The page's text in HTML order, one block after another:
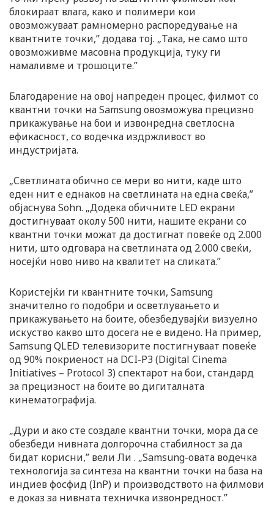
блокираат влага, како и полимери кои
овозможуваат рамномерно распоредување на
квантните точки,” додава тој. „Така, не само што
овозможивме масовна продукција, туку ги
намаливме и трошоците.”
Благодарение на овој напреден процес, филмот со
квантни точки на Samsung овозможува прецизно
прикажување на бои и извонредна светлосна
ефикасност, со водечка издржливост во
индустријата.
„Светлината обично се мери во нити, каде што
еден нит е еднаков на светлината на една свеќа,”
објаснува Sohn. „Додека обичните LED екрани
достигнуваат околу 500 нити, нашите екрани со
квантни точки можат да достигнат повеќе од 2.000
нити, што одговара на светлината од 2.000 свеќи,
носејќи ново ниво на квалитет на сликата.”
Користејќи ги квантните точки, Samsung
значително го подобри и осветлувањето и
прикажувањето на боите, обезбедувајќи визуелно
искуство какво што досега не е видено. На пример,
Samsung QLED телевизорите постигнуваат повеќе
од 90% покриеност на DCI-P3 (Digital Cinema
Initiatives – Protocol 3) спектарот на бои, стандард
за прецизност на боите во дигиталната
кинематографија.
„Дури и ако сте создале квантни точки, мора да се
обезбеди нивната долгорочна стабилност за да
бидат корисни,” вели Ли . „Samsung-овата водечка
технологија за синтеза на квантни точки на база на
индиев фосфид (InP) и производството на филмови
е доказ за нивната техничка извонредност.”